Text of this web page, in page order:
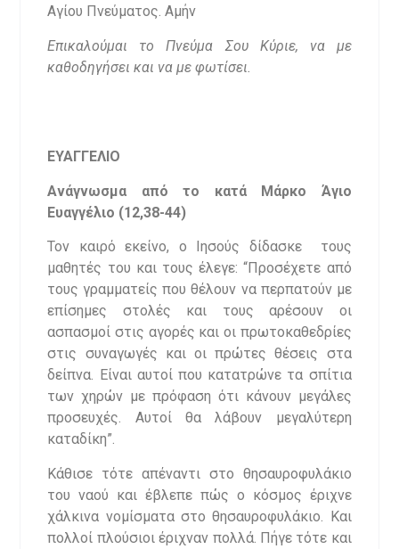
Αγίου Πνεύματος. Αμήν
Επικαλούμαι το Πνεύμα Σου Κύριε, να με
καθοδηγήσει και να με φωτίσει.
ΕΥΑΓΓΕΛΙΟ
Ανάγνωσμα από το κατά Μάρκο Άγιο
Ευαγγέλιο (12,38-44)
Τον καιρό εκείνο, ο Ιησούς δίδασκε τους
μαθητές του και τους έλεγε: “Προσέχετε από
τους γραμματείς που θέλουν να περπατούν με
επίσημες στολές και τους αρέσουν οι
ασπασμοί στις αγορές και οι πρωτοκαθεδρίες
στις συναγωγές και οι πρώτες θέσεις στα
δείπνα. Είναι αυτοί που κατατρώνε τα σπίτια
των χηρών με πρόφαση ότι κάνουν μεγάλες
προσευχές. Αυτοί θα λάβουν μεγαλύτερη
καταδίκη”.
Κάθισε τότε απέναντι στο θησαυροφυλάκιο
του ναού και έβλεπε πώς ο κόσμος έριχνε
χάλκινα νομίσματα στο θησαυροφυλάκιο. Και
πολλοί πλούσιοι έριχναν πολλά. Πήγε τότε και